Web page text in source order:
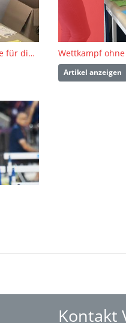
Wettkampf ohne Stellplatzkarten: Hinweise für die BW Jugend Finals
Artikel anzeigen
Kontakt